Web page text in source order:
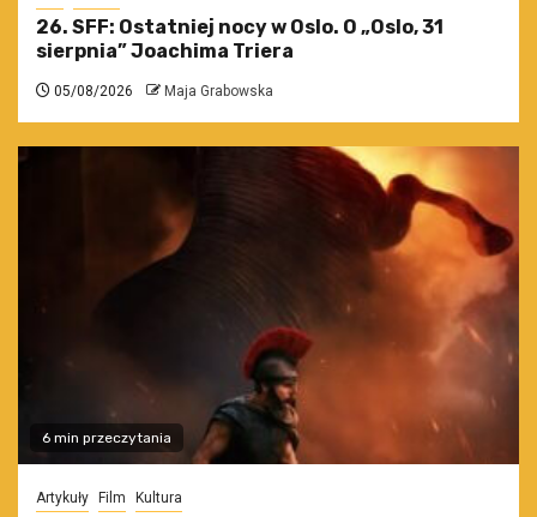
26. SFF: Ostatniej nocy w Oslo. O „Oslo, 31
sierpnia” Joachima Triera
05/08/2026 Maja Grabowska
6 min przeczytania
Artykuły Film Kultura